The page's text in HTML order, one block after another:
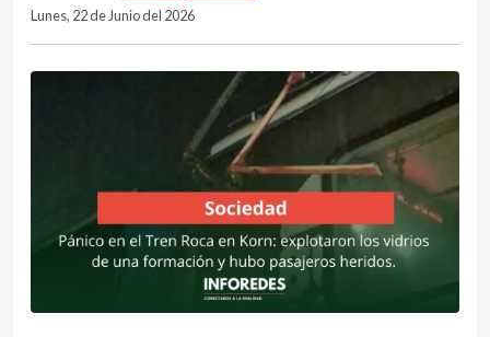
Lunes, 22 de Junio del 2026